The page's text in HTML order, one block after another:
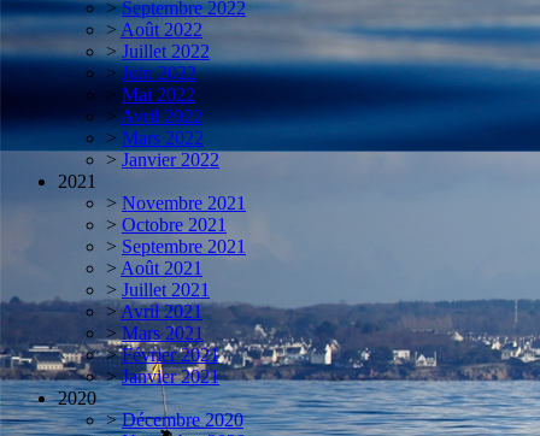
> Septembre 2022
> Août 2022
> Juillet 2022
> Juin 2022
> Mai 2022
>Avril 2022
> Mars 2022
> Janvier 2022
2021
> Novembre 2021
> Octobre 2021
> Septembre 2021
> Août 2021
> Juillet 2021
>Avril 2021
> Mars 2021
> Février 2021
> Janvier 2021
2020
> Décembre 2020